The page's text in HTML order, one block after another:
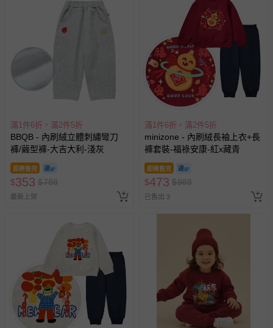
滿1件6折，滿2件5折
BBQB - 內刷絨立體刺繡彎刀
褲/繭型褲-大吉大利-淺灰
即將售完
$353 $788
最新上架
滿1件6折，滿2件5折
minizone - 內刷絨長袖上衣+長
褲套裝-福祿安康-紅x藏青
即將售完
$473 $988
已售出 3